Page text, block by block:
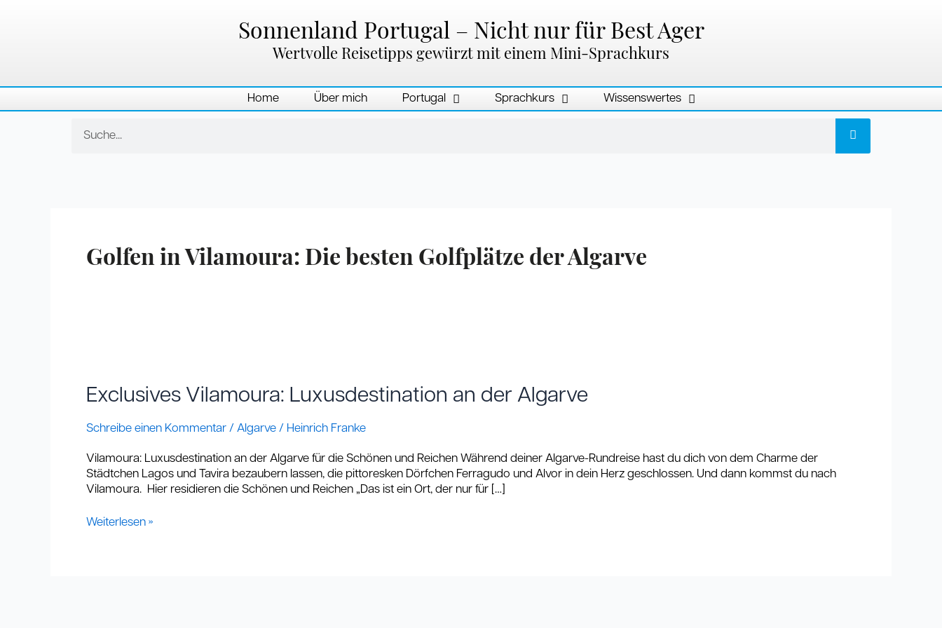
Sonnenland Portugal – Nicht nur für Best Ager
Wertvolle Reisetipps gewürzt mit einem Mini-Sprachkurs
Home Über mich Portugal Sprachkurs Wissenswertes
Golfen in Vilamoura: Die besten Golfplätze der Algarve
Exclusives Vilamoura: Luxusdestination an der Algarve
Schreibe einen Kommentar / Algarve / Heinrich Franke
Vilamoura: Luxusdestination an der Algarve für die Schönen und Reichen Während deiner Algarve-Rundreise hast du dich von dem Charme der
Städtchen Lagos und Tavira bezaubern lassen, die pittoresken Dörfchen Ferragudo und Alvor in dein Herz geschlossen. Und dann kommst du nach
Vilamoura. Hier residieren die Schönen und Reichen „Das ist ein Ort, der nur für […]
Luxusdestination
an
Algarve
Weiterlesen »